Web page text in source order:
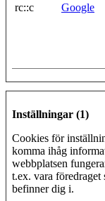
rc::c Google
Inställningar (1)
Cookies för
komma ihåg
webbplatsen
t.ex. vara föredraget
befinner dig i.